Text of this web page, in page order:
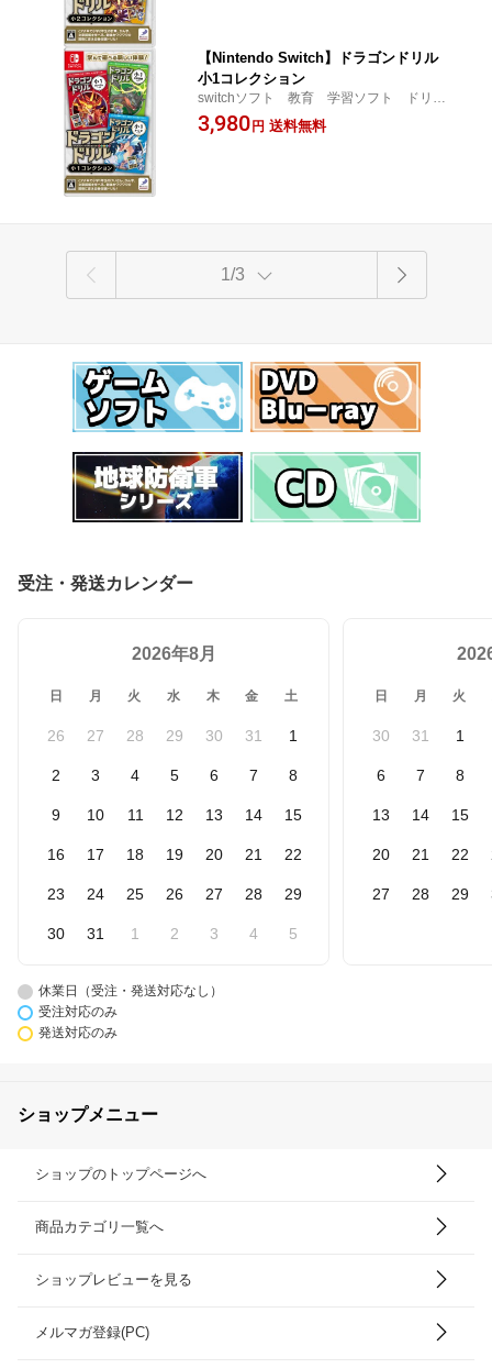
【Nintendo Switch】ドラゴンドリル
小1コレクション
switchソフト 教育 学習ソフト ドリ
ル 勉強 小学生 HAC-P-BKZ3A
3,980 円 送料無料
1/3
受注・発送カレンダー
2026年8月
日 月 火 水 木 金 土
26 27 28 29 30 31 1
2 3 4 5 6 7 8
9 10 11 12 13 14 15
16 17 18 19 20 21 22
23 24 25 26 27 28 29
30 31 1 2 3 4 5
日 月 火
30 31 1
6 7 8
13 14 15
20 21 22
27 28 29
休業日（受注・発送対応なし）
受注対応のみ
発送対応のみ
ショップメニュー
ショップのトップページへ
商品カテゴリ一覧へ
ショップレビューを見る
メルマガ登録(PC)